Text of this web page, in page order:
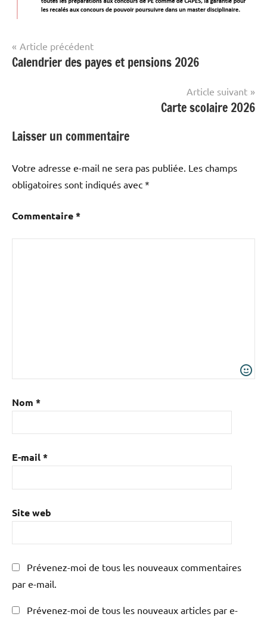
Actualités
Navigation
de
Article précédent
Calendrier des payes et pensions 2026
Article suivant
Carte scolaire 2026
Laisser un commentaire
Votre adresse e-mail ne sera pas publiée. Les champs
obligatoires sont indiqués avec *
Commentaire*
Nom *
E-mail*
Site web
Prévenez-moi de tous les nouveaux commentaires
par e-mail.
Prévenez-moi de tous les nouveaux articles par e-